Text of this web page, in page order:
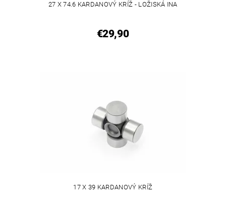
27 X 74.6 KARDANOVÝ KRÍŽ - LOŽISKÁ INA
€29,90
17 X 39 KARDANOVÝ KRÍŽ